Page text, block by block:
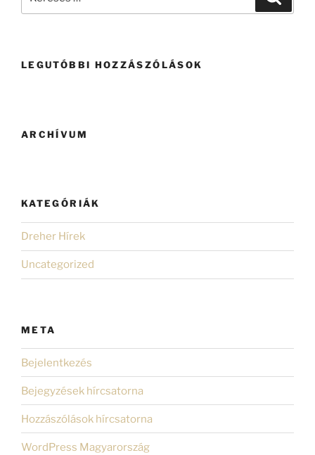
LEGUTÓBBI HOZZÁSZÓLÁSOK
ARCHÍVUM
KATEGÓRIÁK
Dreher Hírek
Uncategorized
META
Bejelentkezés
Bejegyzések hírcsatorna
Hozzászólások hírcsatorna
WordPress Magyarország